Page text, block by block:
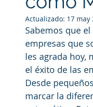
Actualizado: 17 may
Sabemos que
empresas que
les agrada hoy,
el éxito de las
Desde
marcar la